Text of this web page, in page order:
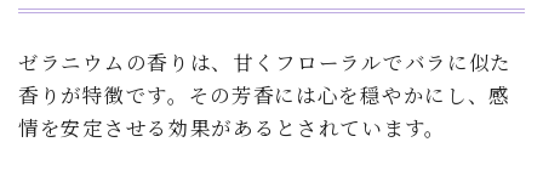
ゼラニウムの香りは、甘くフローラルでバラに似た
香りが特徴です。その芳香には心を穏やかにし、感
情を安定させる効果があるとされています。